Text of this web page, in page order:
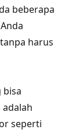
beberapa
harus
bisa
seperti